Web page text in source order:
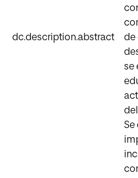
dc.description.abstract
de
se
Se